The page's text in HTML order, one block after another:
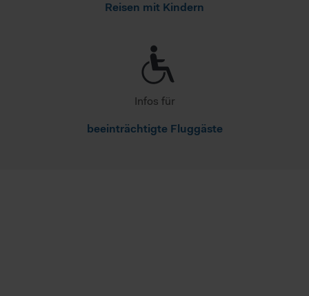
Reisen mit Kindern
Infos für
beeinträchtigte Fluggäste